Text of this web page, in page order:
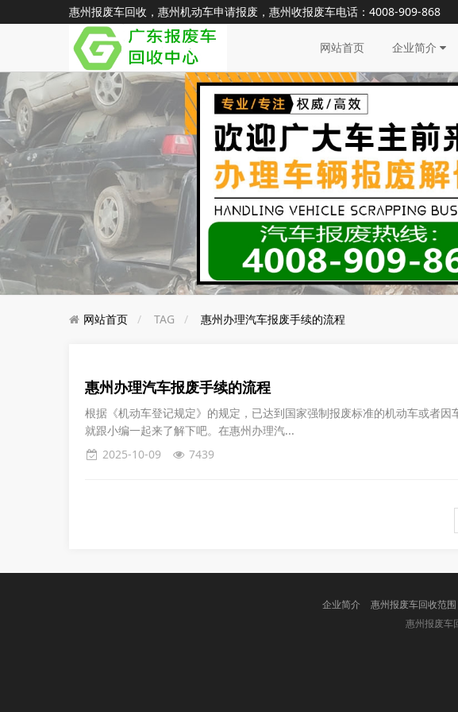
惠州报废车回收，惠州机动车申请报废，惠州收报废车电话：4008-909-868
网站首页 企业简介
网站首页 TAG 惠州办理汽车报废手续的流程
惠州办理汽车报废手续的流程
根据《机动车登记规定》的规定，已达到国家强制报废标准的机动车或者
就跟小编一起来了解下吧。在‌惠州办理汽...
2025-10-09
7439
企业简介 惠州报废车回收范围
惠州报废车